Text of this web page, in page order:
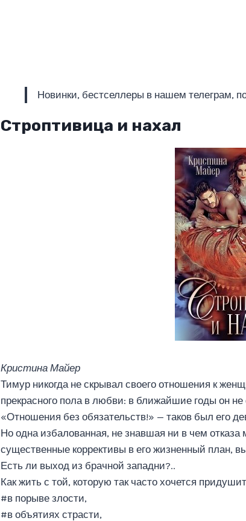
Новинки, бестселлеры в нашем телеграм,
Строптивица и нахал
Кристина Майер
Тимур никогда не скрывал своего отношения к
прекрасного пола в любви: в ближайшие годы он
«Отношения без обязательств!» — таков был его
Но одна избалованная, не знавшая ни в чем
существенные коррективы в его жизненный план,
Есть ли выход из брачной западни?..
Как жить с той, которую так часто хочется
#в порыве злости,
#в объятиях страсти,